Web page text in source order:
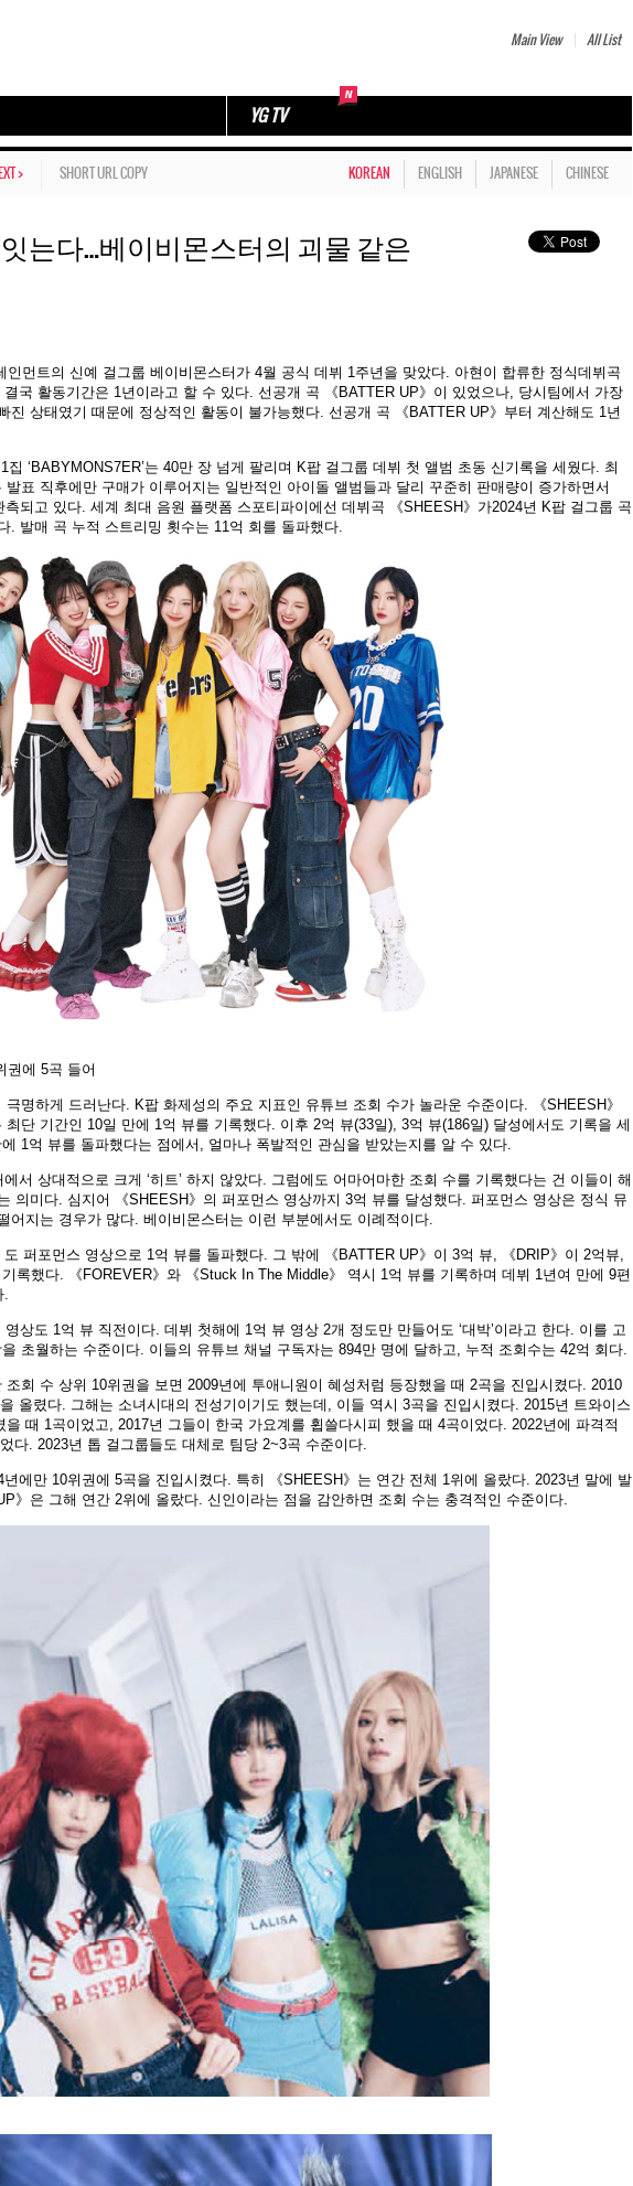
Main View All List
YG TV
> SHORT URL COPY KOREAN ENGLISH JAPANESE CHINESE
잇는다…베이비몬스터의 괴물 같은
인먼트의 신예 걸그룹 베이비몬스터가 4월 공식 데뷔 1주년을 맞았다. 아현이 합류한 정식데뷔곡
결국 활동기간은 1년이라고 할 수 있다. 선공개 곡 《BATTER UP》이 있었으나, 당시팀에서 가장
진 상태였기 때문에 정상적인 활동이 불가능했다. 선공개 곡 《BATTER UP》부터 계산해도 1년
집 ‘BABYMONS7ER’는 40만 장 넘게 팔리며 K팝 걸그룹 데뷔 첫 앨범 초동 신기록을 세웠다. 최
발표 직후에만 구매가 이루어지는 일반적인 아이돌 앨범들과 달리 꾸준히 판매량이 증가하면서
되고 있다. 세계 최대 음원 플랫폼 스포티파이에선 데뷔곡 《SHEESH》가2024년 K팝 걸그룹 곡
. 발매 곡 누적 스트리밍 횟수는 11억 회를 돌파했다.
권에 5곡 들어
명하게 드러난다. K팝 화제성의 주요 지표인 유튜브 조회 수가 놀라운 수준이다. 《SHEESH》
단 기간인 10일 만에 1억 뷰를 기록했다. 이후 2억 뷰(33일), 3억 뷰(186일) 달성에서도 기록을 세
1억 뷰를 돌파했다는 점에서, 얼마나 폭발적인 관심을 받았는지를 알 수 있다.
서 상대적으로 크게 ‘히트’ 하지 않았다. 그럼에도 어마어마한 조회 수를 기록했다는 건 이들이 해
의미다. 심지어 《SHEESH》의 퍼포먼스 영상까지 3억 뷰를 달성했다. 퍼포먼스 영상은 정식 뮤
어지는 경우가 많다. 베이비몬스터는 이런 부분에서도 이례적이다.
도 퍼포먼스 영상으로 1억 뷰를 돌파했다. 그 밖에 《BATTER UP》이 3억 뷰, 《DRIP》이 2억뷰,
기록했다. 《FOREVER》와 《Stuck In The Middle》 역시 1억 뷰를 기록하며 데뷔 1년여 만에 9편
.
영상도 1억 뷰 직전이다. 데뷔 첫해에 1억 뷰 영상 2개 정도만 만들어도 ‘대박’이라고 한다. 이를 고
초월하는 수준이다. 이들의 유튜브 채널 구독자는 894만 명에 달하고, 누적 조회수는 42억 회다.
조회 수 상위 10위권을 보면 2009년에 투애니원이 혜성처럼 등장했을 때 2곡을 진입시켰다. 2010
올렸다. 그해는 소녀시대의 전성기이기도 했는데, 이들 역시 3곡을 진입시켰다. 2015년 트와이스
때 1곡이었고, 2017년 그들이 한국 가요계를 휩쓸다시피 했을 때 4곡이었다. 2022년에 파격적
다. 2023년 톱 걸그룹들도 대체로 팀당 2~3곡 수준이다.
에만 10위권에 5곡을 진입시켰다. 특히 《SHEESH》는 연간 전체 1위에 올랐다. 2023년 말에 발
》은 그해 연간 2위에 올랐다. 신인이라는 점을 감안하면 조회 수는 충격적인 수준이다.